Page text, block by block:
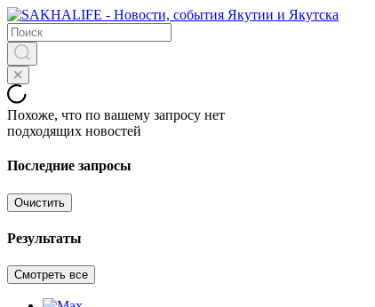
Похоже, что по вашему запросу нет
подходящих новостей
Последние запросы
Очистить
Результаты
Смотреть все